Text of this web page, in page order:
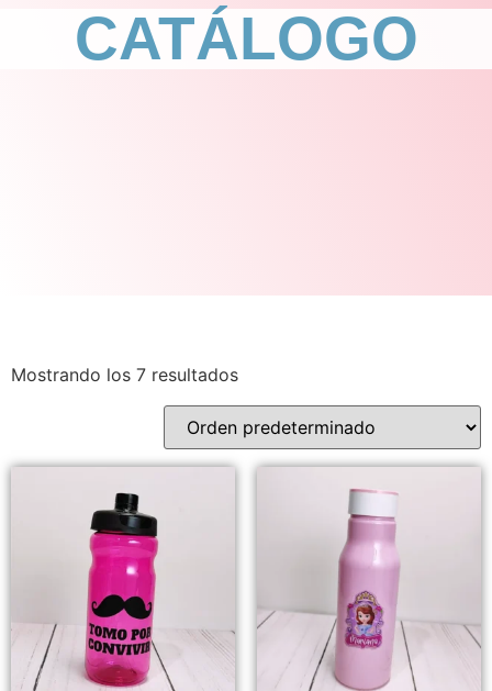
CATÁLOGO
Mostrando los 7 resultados